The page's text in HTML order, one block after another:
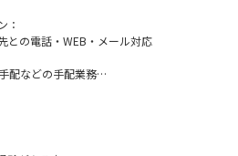
しています。
場で用地業務の基本スキルや実務経験を
。
活かし、本社主管グループで用地業務全
組んでいただきます。
ダーや管理職として、用地業務全体の品
貢献することを期待しています。
：
との電話・WEB・メール対応
配などの手配業務
議資料の作成支援、議事録作成